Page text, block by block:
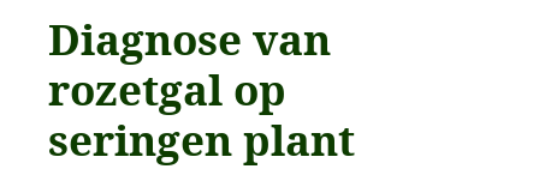
Diagnose van
rozetgal op
seringen plant